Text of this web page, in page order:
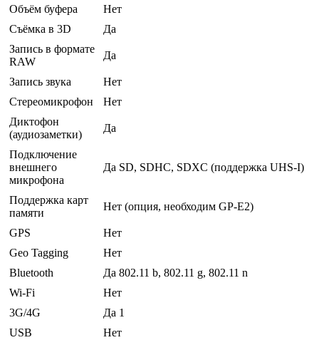
Объём буфера
Нет
Съёмка в 3D
Да
Запись в формате
RAW
Да
Запись звука
Нет
Стереомикрофон
Нет
Диктофон
(аудиозаметки)
Да
Подключение
внешнего
микрофона
Да SD, SDHC, SDXC (поддержка UHS-I)
Поддержка карт
памяти
Нет (опция, необходим GP-E2)
GPS
Нет
Geo Tagging
Нет
Bluetooth
Да 802.11 b, 802.11 g, 802.11 n
Wi-Fi
Нет
3G/4G
Да 1
USB
Нет